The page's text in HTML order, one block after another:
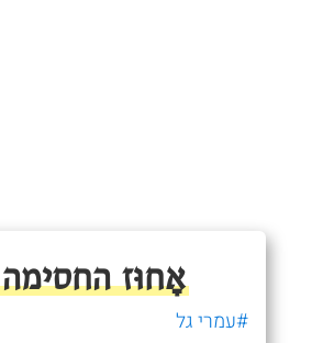
אָחוּז החסימה
#עמרי גל